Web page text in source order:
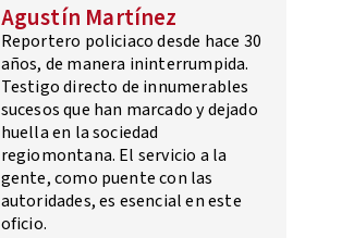
Agustín Martínez
Reportero policiaco desde hace 30
años, de manera ininterrumpida.
Testigo directo de innumerables
sucesos que han marcado y dejado
huella en la sociedad
regiomontana. El servicio a la
gente, como puente con las
autoridades, es esencial en este
oficio.